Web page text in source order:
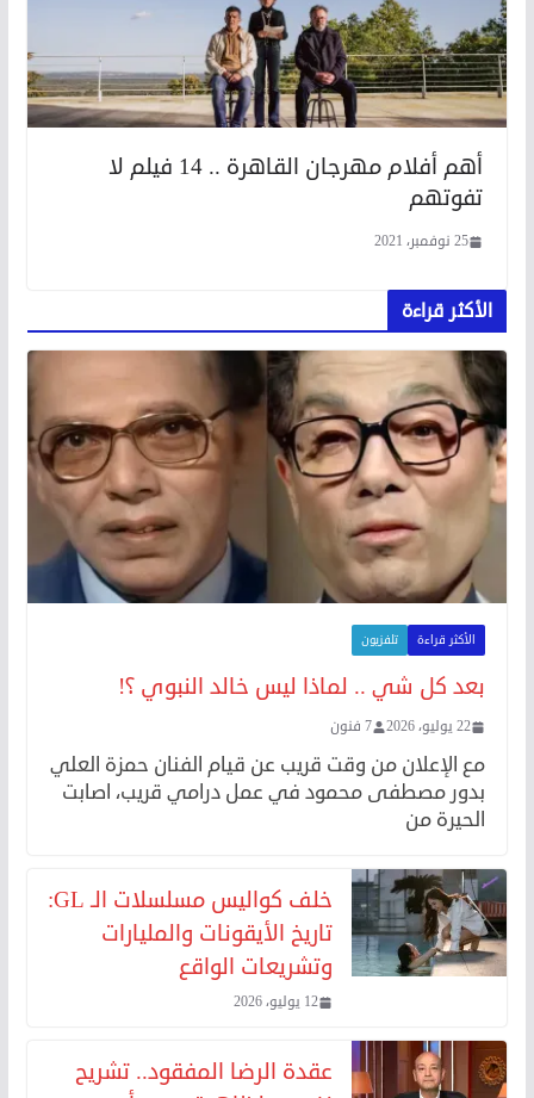
أهم أفلام مهرجان القاهرة .. 14 فيلم لا
تفوتهم
25 نوفمبر، 2021
الأكثر قراءة
الأكثر قراءة تلفزيون
بعد كل شي .. لماذا ليس خالد النبوي ؟!
22 يوليو، 2026 7 فنون
مع الإعلان من وقت قريب عن قيام الفنان حمزة العلي
بدور مصطفى محمود في عمل درامي قريب، اصابت
الحيرة من
خلف كواليس مسلسلات الـ GL:
تاريخ الأيقونات والمليارات
وتشريعات الواقع
12 يوليو، 2026
عقدة الرضا المفقود.. تشريح